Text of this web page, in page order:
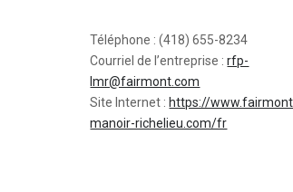
Téléphone : (418) 655-8234
Courriel de l’entreprise :rfp-
lmr@fairmont.com
Site Internet : https://
manoir-richelieu.com/fr